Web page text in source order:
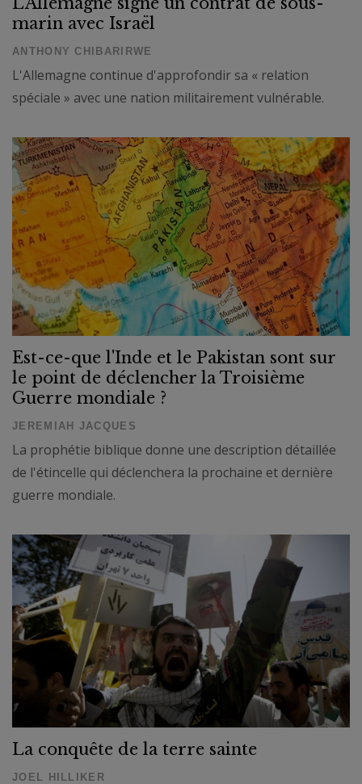
marin avec Israël
ANTHONY CHIBARIRWE
L'Allemagne continue d'approfondir sa « relation
spéciale » avec une nation militairement vulnérable.
Est-ce-que l'Inde et le Pakistan sont sur
le point de déclencher la Troisième
Guerre mondiale ?
JEREMIAH JACQUES
La prophétie biblique donne une description détaillée
de l'étincelle qui déclenchera la prochaine et dernière
guerre mondiale.
La conquête de la terre sainte
JOEL HILLIKER